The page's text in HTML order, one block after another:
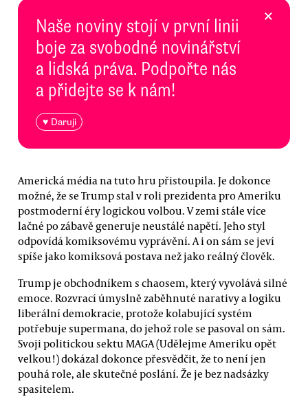
Naše noviny stojí v první linii
boje za svobodné novinářství
a lidská práva. Podpořte nás
a přidejte se k nám!
♥ Daruji
×
Americká média na tuto hru přistoupila. Je dokonce
možné, že se Trump stal v roli prezidenta pro Ameriku
postmoderní éry logickou volbou. V zemi stále více
lačné po zábavě generuje neustálé napětí. Jeho styl
odpovídá komiksovému vyprávění. A i on sám se jeví
spíše jako komiksová postava než jako reálný člověk.
Trump je obchodníkem s chaosem, který vyvolává silné
emoce. Rozvrací úmyslně zaběhnuté narativy a logiku
liberální demokracie, protože kolabující systém
potřebuje supermana, do jehož role se pasoval on sám.
Svoji politickou sektu MAGA (Udělejme Ameriku opět
velkou!) dokázal dokonce přesvědčit, že to není jen
pouhá role, ale skutečné poslání. Že je bez nadsázky
spasitelem.